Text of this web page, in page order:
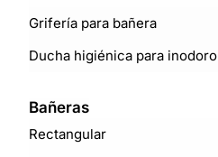
Grifería para bañera
Ducha higiénica para inodoro
Bañeras
Rectangular